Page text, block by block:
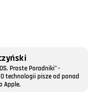
Proste Poradniki" -
technologii pisze od ponad
Apple.